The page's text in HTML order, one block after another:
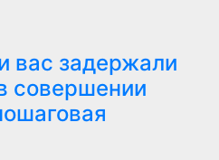
вас задержали
совершении